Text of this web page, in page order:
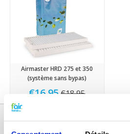
Airmaster HRD 275 et 350
(système sans bypas)
€16,95 €18,95